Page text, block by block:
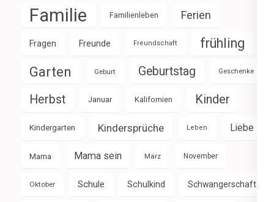
Familie Familienleben Ferien
Fragen Freunde Freundschaft frühling
Garten Geburt Geburtstag Geschenke
Herbst Januar Kalifornien Kinder
Kindergarten Kindersprüche Leben Liebe
Mama Mama sein März November
Oktober Schule Schulkind Schwangerschaft